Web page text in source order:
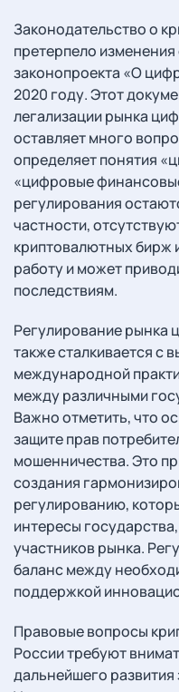
Законодательство о
претерпело
законопроекта «О
2020 году. Этот
легализации рынка
оставляет много
определяет понятия
«цифровые
регулирования
частности,
криптовалютных бирж
работу и может
последствиям.
Регулирование рынка
также сталкивается с
международной
между различными
Важно отметить, что
защите прав
мошенничества. Это
создания
регулированию,
интересы
участников рынка.
баланс между
поддержкой
Правовые вопросы
России требуют
дальнейшего